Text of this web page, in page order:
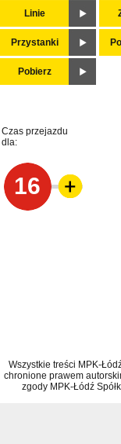
Linie
Przystanki
Pobierz
Czas przejazdu
dla:
16
Wszystkie treści MPK-
chronione prawem
zgody MPK-Łódź